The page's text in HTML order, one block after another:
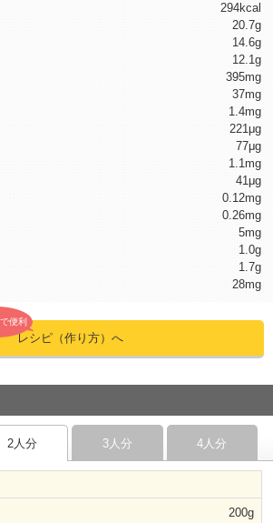
294kcal
20.7g
14.6g
12.1g
395mg
37mg
1.4mg
221μg
77μg
1.1mg
41μg
0.12mg
0.26mg
5mg
1.0g
1.7g
28mg
便利
レシピ（作り方）へ
2人分 3人分 4人分
200g